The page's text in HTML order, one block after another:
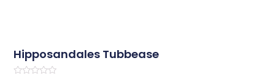
Hipposandales Tubbease